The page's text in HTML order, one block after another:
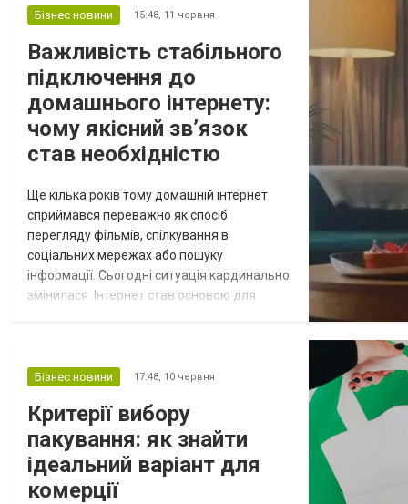
Бізнес новини 15:48, 11 червня
Важливість стабільного
підключення до
домашнього інтернету:
чому якісний зв’язок
став необхідністю
Ще кілька років тому домашній інтернет
сприймався переважно як спосіб
перегляду фільмів, спілкування в
соціальних мережах або пошуку
інформації. Сьогодні ситуація кардинально
змінилася. Інтернет став основою для
мережі перетворилося з приємної опції на
ви можете прямо зараз, скориставшися
пропозицією комп...
Бізнес новини 17:48, 10 червня
Критерії вибору
пакування: як знайти
ідеальний варіант для
комерції